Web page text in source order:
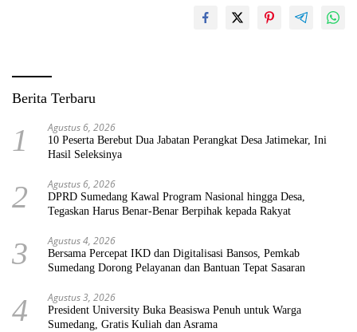
Berita Terbaru
1 Agustus 6, 2026
10 Peserta Berebut Dua Jabatan Perangkat Desa Jatimekar, Ini
Hasil Seleksinya
2 Agustus 6, 2026
DPRD Sumedang Kawal Program Nasional hingga Desa,
Tegaskan Harus Benar-Benar Berpihak kepada Rakyat
3 Agustus 4, 2026
Bersama Percepat IKD dan Digitalisasi Bansos, Pemkab
Sumedang Dorong Pelayanan dan Bantuan Tepat Sasaran
4 Agustus 3, 2026
President University Buka Beasiswa Penuh untuk Warga
Sumedang, Gratis Kuliah dan Asrama